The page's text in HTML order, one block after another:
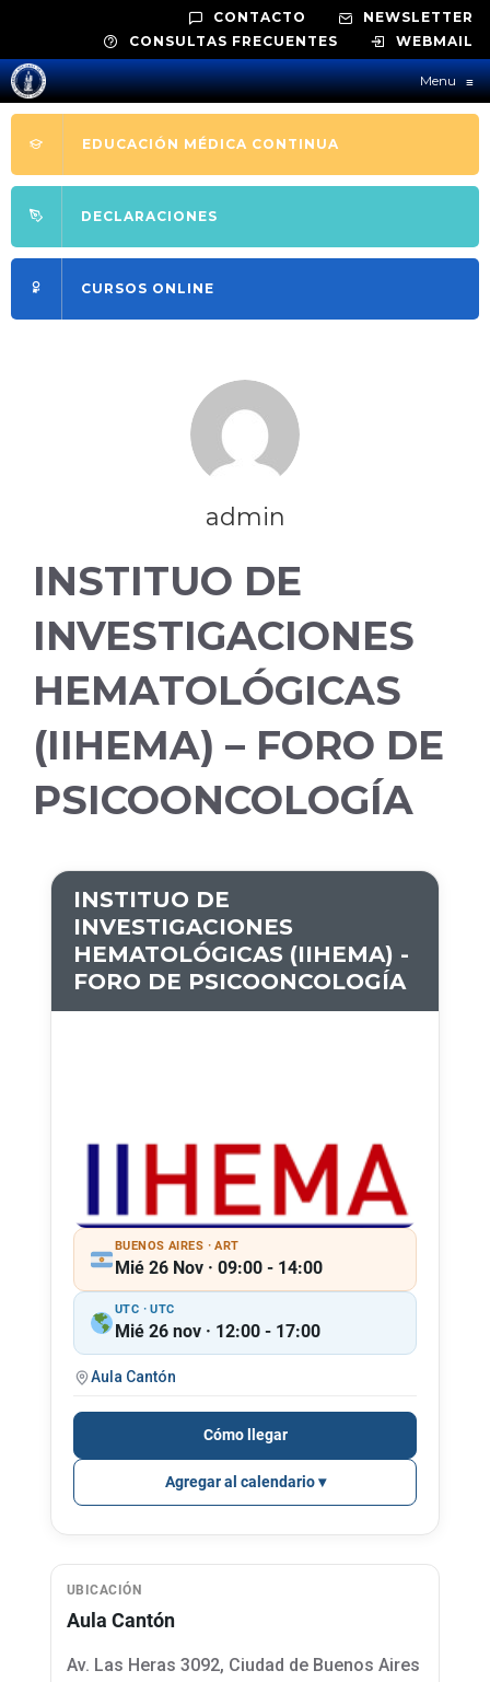
CONTACTO
NEWSLETTER
CONSULTAS FRECUENTES
WEBMAIL
Menu≡
EDUCACIÓN MÉDICA CONTINUA
DECLARACIONES
CURSOS ONLINE
admin
INSTITUO DE
INVESTIGACIONES
HEMATOLÓGICAS
(IIHEMA) – FORO DE
PSICOONCOLOGÍA
INSTITUO DE
INVESTIGACIONES
HEMATOLÓGICAS (IIHEMA) -
FORO DE PSICOONCOLOGÍA
BUENOS AIRES · ART
Mié 26 Nov · 09:00 - 14:00
UTC · UTC
Mié 26 nov · 12:00 - 17:00
Aula Cantón
Cómo llegar
Agregar al calendario
UBICACIÓN
Aula Cantón
Av. Las Heras 3092, Ciudad de Buenos Aires